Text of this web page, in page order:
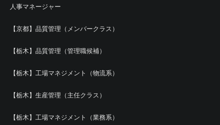
人事マネージャー
【京都】品質管理（メンバークラス）
【栃木】品質管理（管理職候補）
【栃木】工場マネジメント（物流系）
【栃木】生産管理（主任クラス）
【栃木】工場マネジメント（業務系）